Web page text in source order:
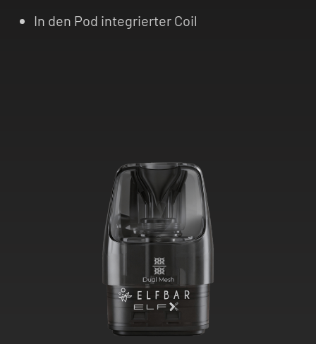
In den Pod integrierter Coil